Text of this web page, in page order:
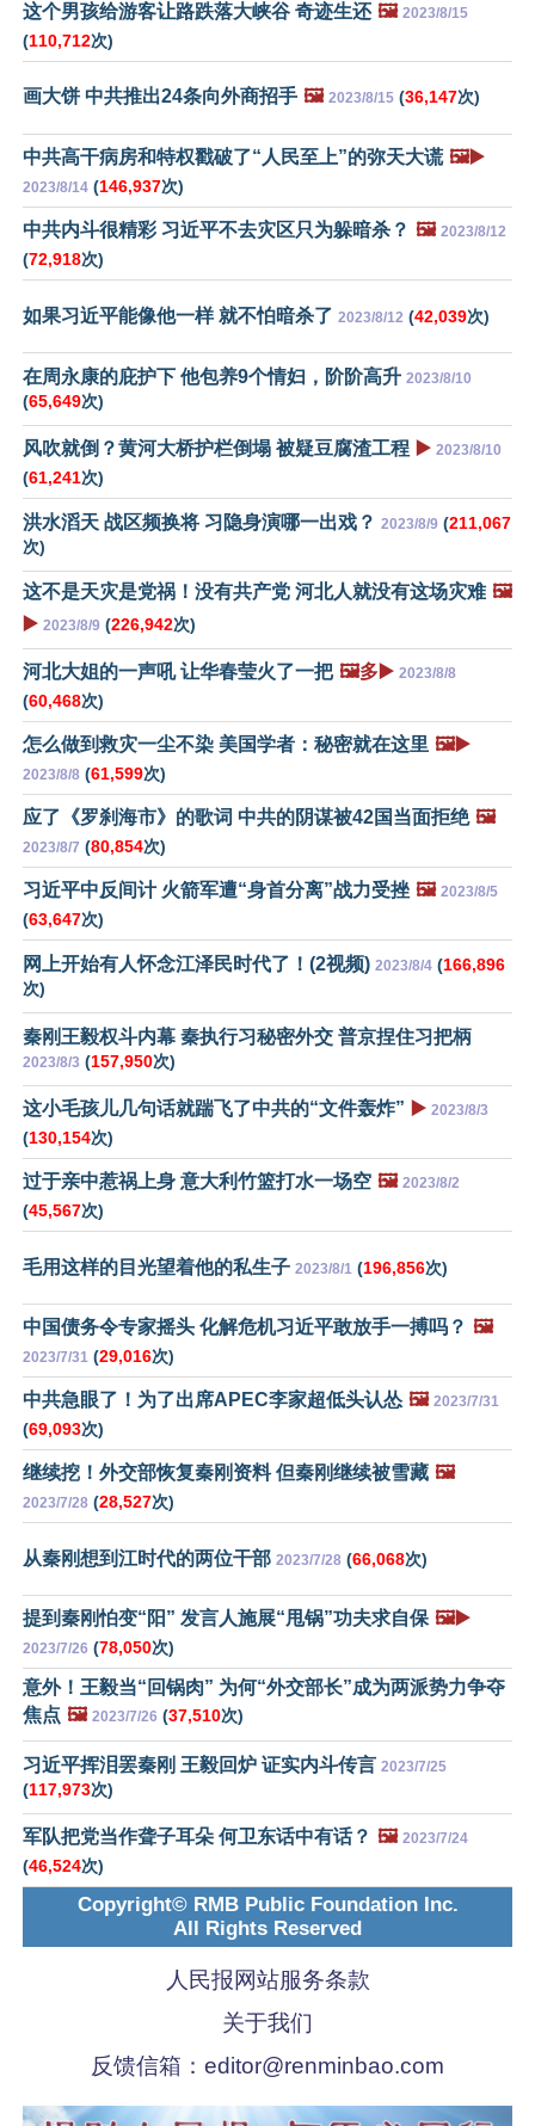
这个男孩给游客让路跌落大峡谷 奇迹生还 🖼️ 2023/8/15
(110,712次)
画大饼 中共推出24条向外商招手 🖼️ 2023/8/15 (36,147次)
中共高干病房和特权戳破了“人民至上”的弥天大谎 🖼️▶️
2023/8/14 (146,937次)
中共内斗很精彩 习近平不去灾区只为躲暗杀？ 🖼️ 2023/8/12
(72,918次)
如果习近平能像他一样 就不怕暗杀了 2023/8/12 (42,039次)
在周永康的庇护下 他包养9个情妇，阶阶高升 2023/8/10
(65,649次)
风吹就倒？黄河大桥护栏倒塌 被疑豆腐渣工程 ▶️ 2023/8/10
(61,241次)
洪水滔天 战区频换将 习隐身演哪一出戏？ 2023/8/9 (211,067
次)
这不是天灾是党祸！没有共产党 河北人就没有这场灾难 🖼️
▶️ 2023/8/9 (226,942次)
河北大姐的一声吼 让华春莹火了一把 🖼️多▶️ 2023/8/8
(60,468次)
怎么做到救灾一尘不染 美国学者：秘密就在这里 🖼️▶️
2023/8/8 (61,599次)
应了《罗刹海市》的歌词 中共的阴谋被42国当面拒绝 🖼️
2023/8/7 (80,854次)
习近平中反间计 火箭军遭“身首分离”战力受挫 🖼️ 2023/8/5
(63,647次)
网上开始有人怀念江泽民时代了！(2视频) 2023/8/4 (166,896
次)
秦刚王毅权斗内幕 秦执行习秘密外交 普京捏住习把柄
2023/8/3 (157,950次)
这小毛孩儿几句话就踹飞了中共的“文件轰炸” ▶️ 2023/8/3
(130,154次)
过于亲中惹祸上身 意大利竹篮打水一场空 🖼️ 2023/8/2
(45,567次)
毛用这样的目光望着他的私生子 2023/8/1 (196,856次)
中国债务令专家摇头 化解危机习近平敢放手一搏吗？ 🖼️
2023/7/31 (29,016次)
中共急眼了！为了出席APEC李家超低头认怂 🖼️ 2023/7/31
(69,093次)
继续挖！外交部恢复秦刚资料 但秦刚继续被雪藏 🖼️
2023/7/28 (28,527次)
从秦刚想到江时代的两位干部 2023/7/28 (66,068次)
提到秦刚怕变“阳” 发言人施展“甩锅”功夫求自保 🖼️▶️
2023/7/26 (78,050次)
意外！王毅当“回锅肉” 为何“外交部长”成为两派势力争夺
焦点 🖼️ 2023/7/26 (37,510次)
习近平挥泪罢秦刚 王毅回炉 证实内斗传言 2023/7/25
(117,973次)
军队把党当作聋子耳朵 何卫东话中有话？ 🖼️ 2023/7/24
(46,524次)
Copyright© RMB Public Foundation Inc.
All Rights Reserved
人民报网站服务条款
关于我们
反馈信箱： editor@renminbao.com